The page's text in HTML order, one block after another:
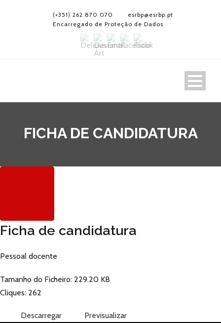
(+351) 262 870 070
esrbp@esrbp.pt
Encarregado de Proteção de Dados
FICHA DE CANDIDATURA
Ficha de candidatura
Pessoal docente
Tamanho do Ficheiro: 229.20 KB
Cliques: 262
Descarregar Previsualizar